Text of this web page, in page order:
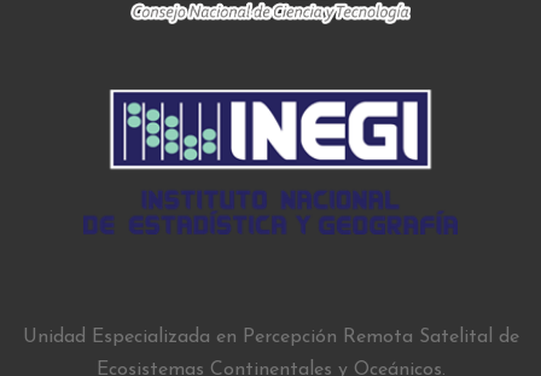
Unidad Especializada en Percepción Remota Satelital de
Ecosistemas Continentales y Oceánicos.